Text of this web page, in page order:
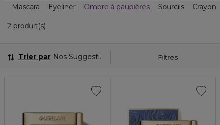
Mascara Eyeliner Ombre à paupières Sourcils Crayon
2 produit(s)
Filtres
Trier par Nos Suggestions